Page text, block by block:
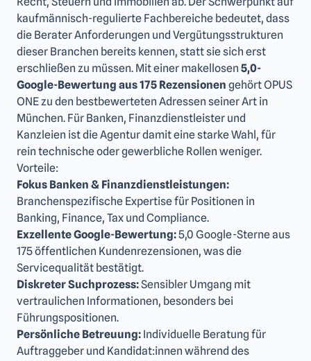
kaufmännisch-regulierte Fachbereiche bedeutet, dass
die Berater Anforderungen und Vergütungsstrukturen
dieser Branchen bereits kennen, statt sie sich erst
erschließen zu müssen. Mit einer makellosen 5,0-
Google-Bewertung aus 175 Rezensionen gehört OPUS
ONE zu den bestbewerteten Adressen seiner Art in
München. Für Banken, Finanzdienstleister und
Kanzleien ist die Agentur damit eine starke Wahl, für
rein technische oder gewerbliche Rollen weniger.
Vorteile:
Fokus Banken & Finanzdienstleistungen:
Branchenspezifische Expertise für Positionen in
Banking, Finance, Tax und Compliance.
Exzellente Google-Bewertung:5,0 Google-Sterne aus
175 öffentlichen Kundenrezensionen, was die
Servicequalität bestätigt.
Diskreter Suchprozess:Sensibler Umgang mit
vertraulichen Informationen, besonders bei
Führungspositionen.
Persönliche Betreuung: Individuelle Beratung für
Auftraggeber und Kandidat:innen während des